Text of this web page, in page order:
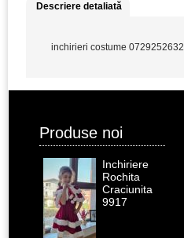
Descriere detaliată
inchirieri costume 0729252632
Produse noi
Inchiriere
Rochita
Craciunita
9917